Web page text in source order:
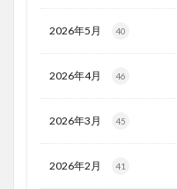
2026年5月 40
2026年4月 46
2026年3月 45
2026年2月 41